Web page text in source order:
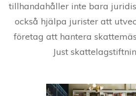
tillhandahåller inte bara
också hjälpa jurister att
företag att hantera
Just